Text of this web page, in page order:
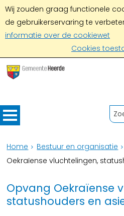
Wij zouden graag functionele
de gebruikerservaring te
informatie over de cookiewet
Cookies
Home Bestuur en organisatie
Oekraïense vluchtelingen,
Opvang Oekraïense
statushouders en